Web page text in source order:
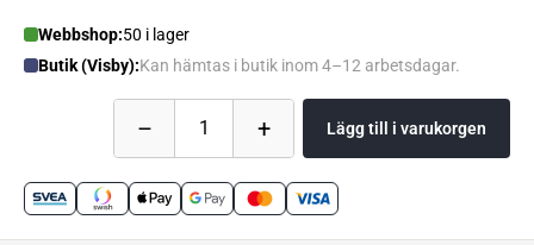
Webbshop:50 i lager
Butik (Visby):Kan hämtas i butik inom 4–12 arbetsdagar.
– 1 + Lägg till i varukorgen